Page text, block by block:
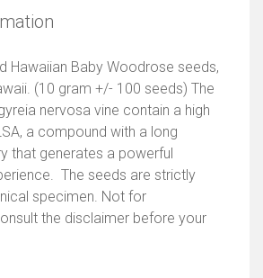
Hawaiian Baby Woodrose seeds,
(10 gram +/- 100 seeds) The
nervosa vine contain a high
a compound with a long
that generates a powerful
The seeds are strictly
specimen. Not for
the disclaimer before your